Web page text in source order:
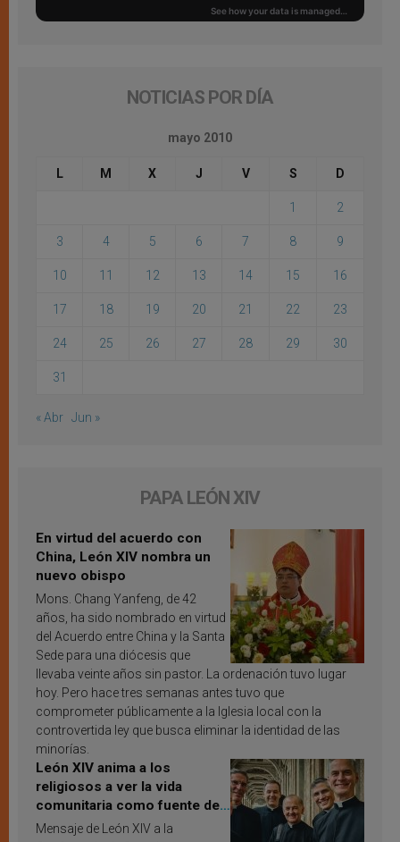
NOTICIAS POR DÍA
mayo 2010
L M X J V S D
1 2
3 4 5 6 7 8 9
10 11 12 13 14 15 16
17 18 19 20 21 22 23
24 25 26 27 28 29 30
31
« Abr Jun »
PAPA LEÓN XIV
En virtud del acuerdo con
China, León XIV nombra un
nuevo obispo
Mons. Chang Yanfeng, de 42
años, ha sido nombrado en virtud
del Acuerdo entre China y la Santa
Sede para una diócesis que
llevaba veinte años sin pastor. La ordenación tuvo lugar
hoy. Pero hace tres semanas antes tuvo que
comprometer públicamente a la Iglesia local con la
controvertida ley que busca eliminar la identidad de las
minorías.
León XIV anima a los
religiosos a ver la vida
comunitaria como fuente de
inspiración y santificación
Mensaje de León XIV a la